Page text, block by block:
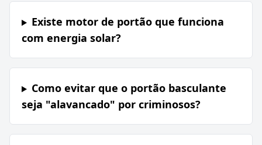
Existe motor de portão que funciona
com energia solar?
Como evitar que o portão basculante
seja "alavancado" por criminosos?